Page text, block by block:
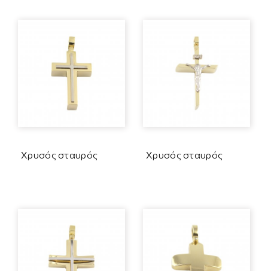
Χρυσός σταυρός Χρυσός σταυρός